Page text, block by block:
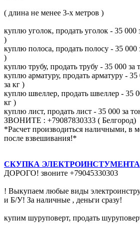
( длина не менее 3-х метров )
куплю уголок, продать уголок - 35 000
)
куплю полоса, продать полосу - 35 000
)
куплю трубу, продать трубу - 35 000 за
куплю арматуру, продать арматуру - 35
за кг )
куплю швеллер, продать швеллер - 35
кг )
куплю лист, продать лист - 35 000 за
ЗВОНИТЕ : +79087830333 ( Белгород)
*Расчет производиться наличными, в
после взвешивания!*
СКУПКА ЭЛЕКТРОИНСТУМЕНТА
ДОРОГО! звоните +79045330303
! Выкупаем любые виды
и Б/У! За наличные , деньги сразу!
купим шуруповерт, продать